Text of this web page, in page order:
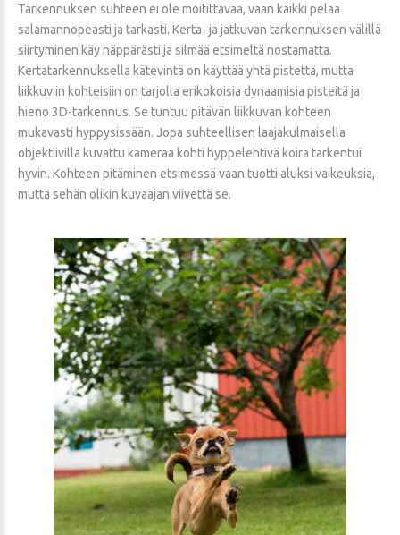
Tarkennuksen suhteen ei ole moitittavaa, vaan kaikki pelaa
salamannopeasti ja tarkasti. Kerta- ja jatkuvan tarkennuksen välillä
siirtyminen käy näppärästi ja silmää etsimeltä nostamatta.
Kertatarkennuksella kätevintä on käyttää yhtä pistettä, mutta
liikkuviin kohteisiin on tarjolla erikokoisia dynaamisia pisteitä ja
hieno 3D-tarkennus. Se tuntuu pitävän liikkuvan kohteen
mukavasti hyppysissään. Jopa suhteellisen laajakulmaisella
objektiivilla kuvattu kameraa kohti hyppelehtivä koira tarkentui
hyvin. Kohteen pitäminen etsimessä vaan tuotti aluksi vaikeuksia,
mutta sehän olikin kuvaajan viivettä se.